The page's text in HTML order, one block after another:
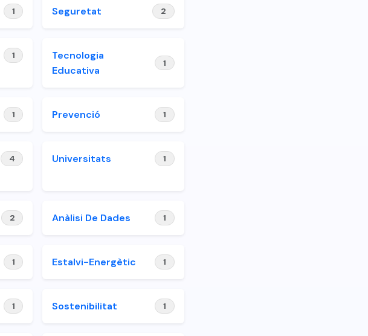
1 Seguretat 2
1
Tecnologia
Educativa
1
1 Prevenció 1
4 Universitats 1
2 Anàlisi De Dades 1
1 Estalvi-Energètic 1
1 Sostenibilitat 1